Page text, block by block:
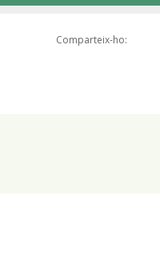
Comparteix-ho: